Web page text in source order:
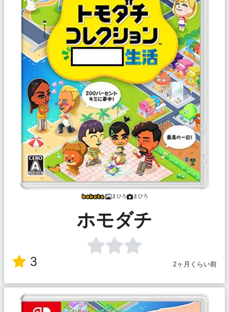
まひろ まひろ
ホモダチ
3 2ヶ月くらい前